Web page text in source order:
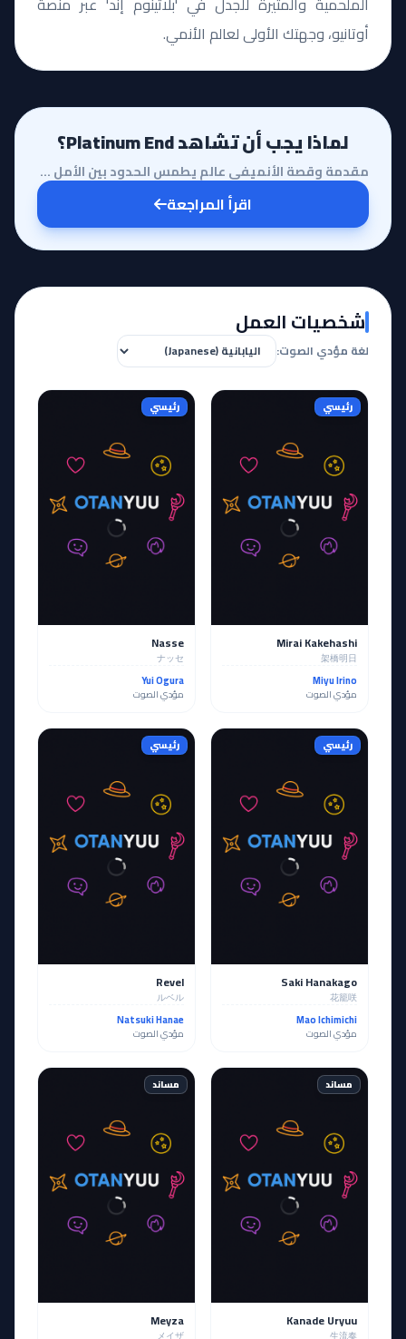
أوتانيو، وجهتك الأولى لعالم الأنمي.
لماذا يجب أن تشاهد Platinum End؟
مقدمة وقصة الأنميفي عالم يطمس الحدود بين الأمل واليأس، يأتي أنمي Platinum End ليقدم لنا تجربة فلسفية...
اقرأ المراجعة
شخصيات العمل
لغة مؤدي الصوت:
رئيسي
Mirai Kakehashi
架橋明日
Miyu Irino
مؤدي الصوت
رئيسي
Nasse
ナッセ
Yui Ogura
مؤدي الصوت
رئيسي
Saki Hanakago
花籠咲
Mao Ichimichi
مؤدي الصوت
رئيسي
Revel
ルベル
Natsuki Hanae
مؤدي الصوت
مساند
Kanade Uryuu
مساند
Meyza